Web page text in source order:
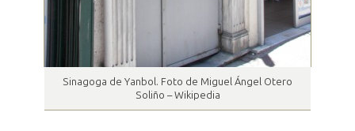
Sinagoga de Yanbol. Foto de Miguel Ángel Otero
Soliño – Wikipedia